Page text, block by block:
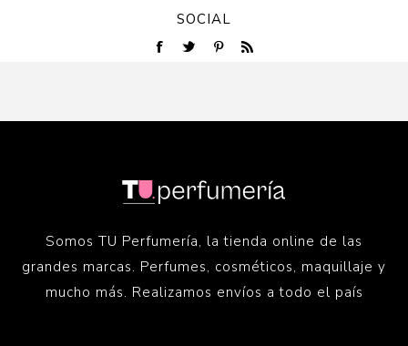
SOCIAL
Somos TU Perfumería, la tienda online de las
grandes marcas. Perfumes, cosméticos, maquillaje y
mucho más. Realizamos envíos a todo el país